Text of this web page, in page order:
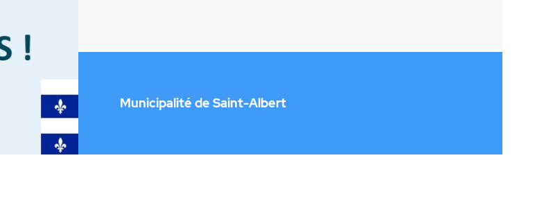
Municipalité de Saint-Albert